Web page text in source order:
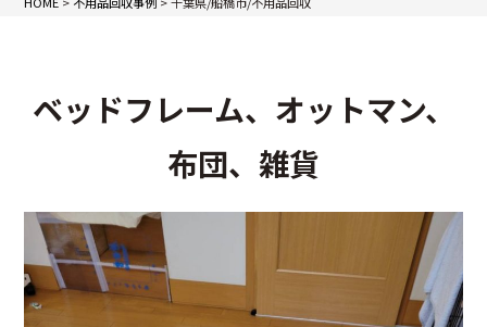
ベッドフレーム、オットマン、
布団、雑貨